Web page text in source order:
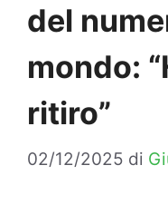
del
mondo:
ritiro”
02/12/2025 di